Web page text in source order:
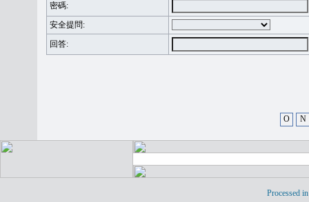
密碼:
安全提問:
回答:
O N
Processed